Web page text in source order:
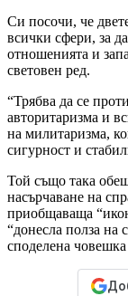
Си посочи, че
всички сфери, за
отношенията и
световен ред.
“Трябва да се
авторитаризма и
на милитаризма,
сигурност и
Той също така
насърчаване на
приобщаваща
“донесла полза на
споделена човешка